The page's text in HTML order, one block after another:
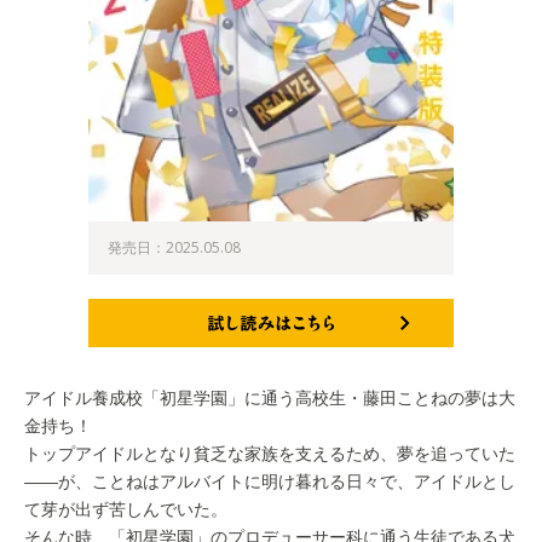
発売日：2025.05.08
アイドル養成校「初星学園」に通う高校生・藤田ことねの夢は大
金持ち！
トップアイドルとなり貧乏な家族を支えるため、夢を追っていた
――が、ことねはアルバイトに明け暮れる日々で、アイドルとし
て芽が出ず苦しんでいた。
そんな時、「初星学園」のプロデューサー科に通う生徒である犬